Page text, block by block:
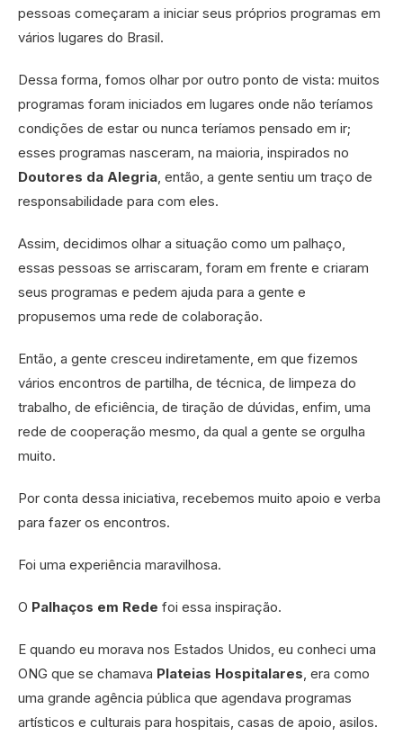
pessoas começaram a iniciar seus próprios programas em
vários lugares do Brasil.
Dessa forma, fomos olhar por outro ponto de vista: muitos
programas foram iniciados em lugares onde não teríamos
condições de estar ou nunca teríamos pensado em ir;
esses programas nasceram, na maioria, inspirados no
Doutores da Alegria , então, a gente sentiu um traço de
responsabilidade para com eles.
Assim, decidimos olhar a situação como um palhaço,
essas pessoas se arriscaram, foram em frente e criaram
seus programas e pedem ajuda para a gente e
propusemos uma rede de colaboração.
Então, a gente cresceu indiretamente, em que fizemos
vários encontros de partilha, de técnica, de limpeza do
trabalho, de eficiência, de tiração de dúvidas, enfim, uma
rede de cooperação mesmo, da qual a gente se orgulha
muito.
Por conta dessa iniciativa, recebemos muito apoio e verba
para fazer os encontros.
Foi uma experiência maravilhosa.
O Palhaços em Rede foi essa inspiração.
E quando eu morava nos Estados Unidos, eu conheci uma
ONG que se chamava Plateias Hospitalares , era como
uma grande agência pública que agendava programas
artísticos e culturais para hospitais, casas de apoio, asilos.